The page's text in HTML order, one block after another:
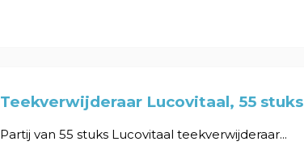
Teekverwijderaar Lucovitaal, 55 stuks
Partij van 55 stuks Lucovitaal teekverwijderaar...